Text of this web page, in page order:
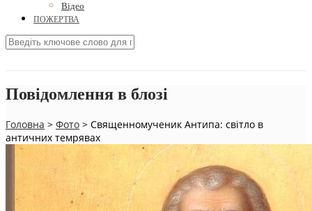
Відео
ПОЖЕРТВА
Повідомлення в блозі
Головна > Фото > Священномученик Антипа: світло в
античних темрявах